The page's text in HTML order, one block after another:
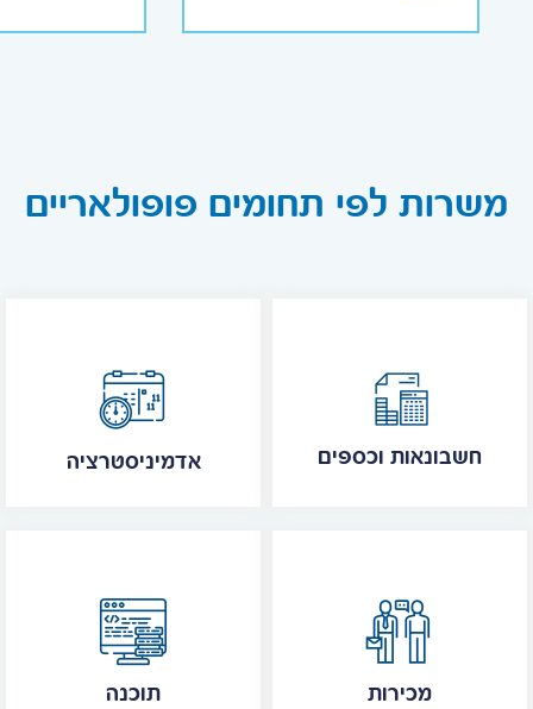
משרות לפי תחומים פופולאריים
אדמיניסטרציה חשבונאות וכספים
תוכנה מכירות